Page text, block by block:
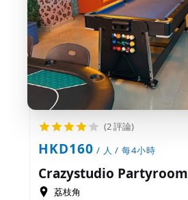
(2 評論)
HKD160 / 人 / 每4小時
Crazystudio Partyroom
荔枝角